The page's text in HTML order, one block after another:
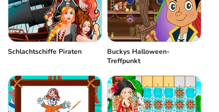
Schlachtschiffe Piraten
Buckys Halloween-
Treffpunkt